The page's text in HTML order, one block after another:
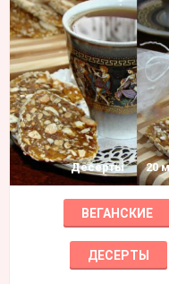
Десерты 20
ВЕГАНСКИЕ
ДЕСЕРТЫ